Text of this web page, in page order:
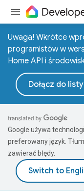
Uwaga! Wkrótce
programistów w
Home API i
Dołącz do
Google używa
preferowany język.
zawierać błędy.